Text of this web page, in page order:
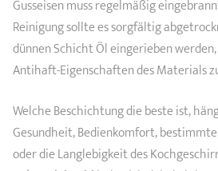
Gusseisen muss regelmäßig
Reinigung sollte es sorgfältig
dünnen Schicht Öl eingerieben
Antihaft-Eigenschaften des Materials
Welche Beschichtung die beste ist,
Gesundheit, Bedienkomfort,
oder die Langlebigkeit des